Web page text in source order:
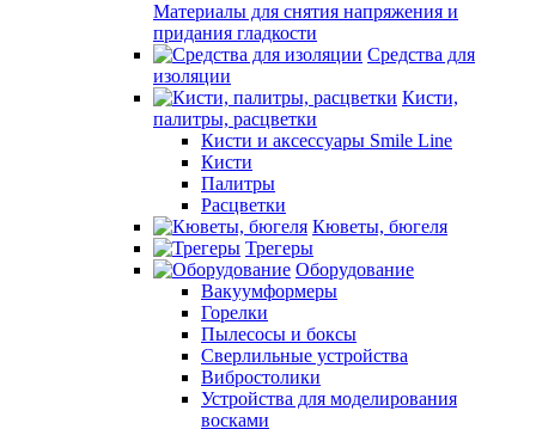
Материалы для снятия напряжения и
придания гладкости
Средства для
изоляции
Кисти,
палитры, расцветки
Кисти и аксессуары Smile Line
Кисти
Палитры
Расцветки
Кюветы, бюгеля
Трегеры
Оборудование
Вакуумформеры
Горелки
Пылесосы и боксы
Сверлильные устройства
Вибростолики
Устройства для моделирования
восками